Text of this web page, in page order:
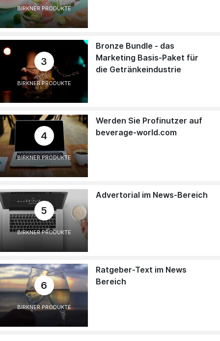
BIRKNER PRODUKTE
3
BIRKNER PRODUKTE
Bronze Bundle - das
Marketing Basis-Paket für
die Getränkeindustrie
4
BIRKNER PRODUKTE
Werden Sie Profinutzer auf
beverage-world.com
5
BIRKNER PRODUKTE
Advertorial im News-Bereich
6
BIRKNER PRODUKTE
Ratgeber-Text im News
Bereich